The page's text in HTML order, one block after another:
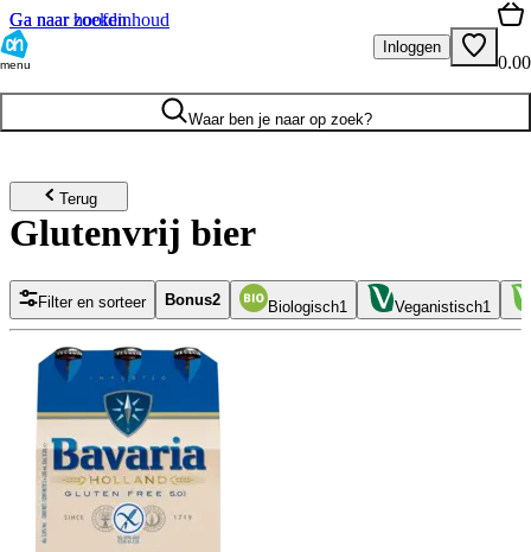
Ga naar hoofdinhoud
Ga naar zoeken
menu
Inloggen
0.00
Waar ben je naar op zoek?
Terug
Glutenvrij bier
Filter en sorteer Bonus2 Biologisch1 Veganistisch1